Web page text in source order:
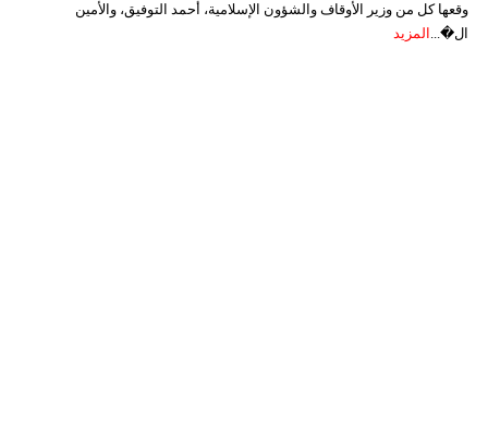
وقعها كل من وزير الأوقاف والشؤون الإسلامية، أحمد التوفيق، والأمين
ال�... المزيد